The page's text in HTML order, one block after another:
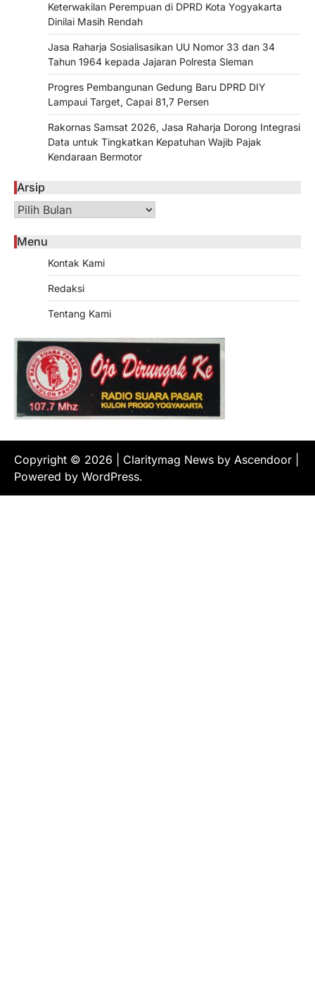
Keterwakilan Perempuan di DPRD Kota Yogyakarta
Dinilai Masih Rendah
Jasa Raharja Sosialisasikan UU Nomor 33 dan 34
Tahun 1964 kepada Jajaran Polresta Sleman
Progres Pembangunan Gedung Baru DPRD DIY
Lampaui Target, Capai 81,7 Persen
Rakornas Samsat 2026, Jasa Raharja Dorong Integrasi
Data untuk Tingkatkan Kepatuhan Wajib Pajak
Kendaraan Bermotor
Arsip
Arsip
Menu
Kontak Kami
Redaksi
Tentang Kami
Copyright © 2026 | Claritymag News by Ascendoor
Powered by WordPress.